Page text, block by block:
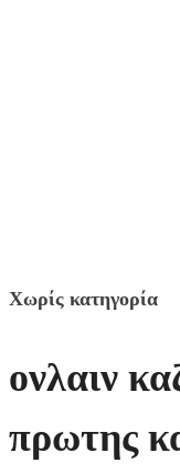
Χωρίς κατηγορία
ονλαιν
πρωτης